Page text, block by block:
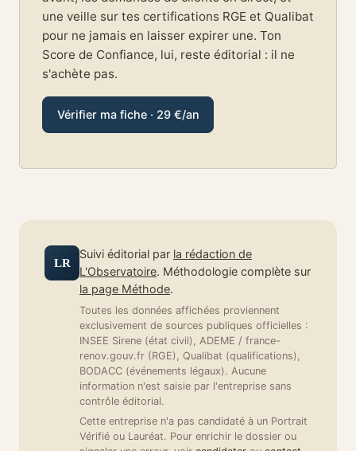
une veille sur tes certifications RGE et Qualibat
pour ne jamais en laisser expirer une. Ton
Score de Confiance, lui, reste éditorial : il ne
s'achète pas.
Vérifier ma fiche · 29 €/an
LR
Suivi éditorial par la rédaction de
L'Observatoire. Méthodologie complète sur
la page Méthode.
Toutes les données affichées proviennent
exclusivement de sources publiques officielles :
INSEE Sirene (état civil), ADEME / france-
renov.gouv.fr (RGE), Qualibat (qualifications),
BODACC (événements légaux). Aucune
information n'est saisie par l'entreprise sans
contrôle éditorial.
Cette entreprise n'a pas candidaté à un Portrait
Vérifié ou Lauréat. Pour enrichir le dossier ou